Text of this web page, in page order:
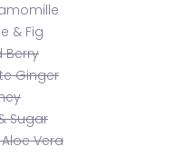
& Fig
Berry
Ginger
Sugar
Vera